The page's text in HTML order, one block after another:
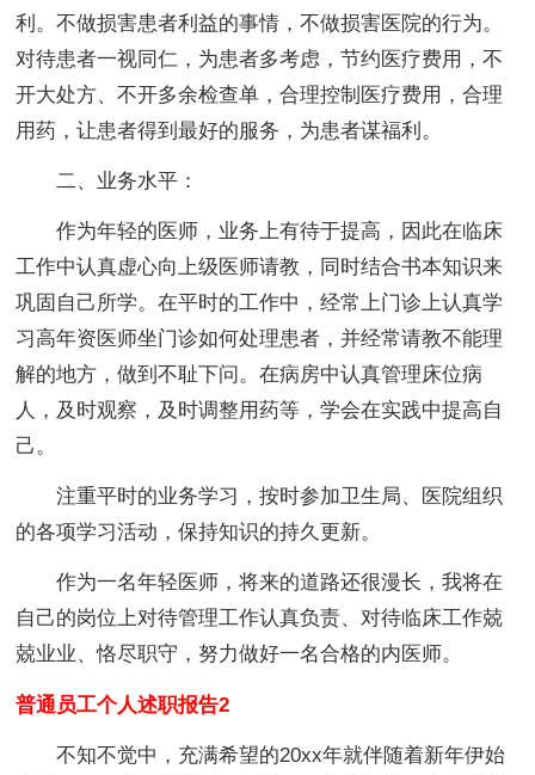
利。不做损害患者利益的事情，不做损害医院的行为。
对待患者一视同仁，为患者多考虑，节约医疗费用，不
开大处方、不开多余检查单，合理控制医疗费用，合理
用药，让患者得到最好的服务，为患者谋福利。
二、业务水平：
作为年轻的医师，业务上有待于提高，因此在临床
工作中认真虚心向上级医师请教，同时结合书本知识来
巩固自己所学。在平时的工作中，经常上门诊上认真学
习高年资医师坐门诊如何处理患者，并经常请教不能理
解的地方，做到不耻下问。在病房中认真管理床位病
人，及时观察，及时调整用药等，学会在实践中提高自
己。
注重平时的业务学习，按时参加卫生局、医院组织
的各项学习活动，保持知识的持久更新。
作为一名年轻医师，将来的道路还很漫长，我将在
自己的岗位上对待管理工作认真负责、对待临床工作兢
兢业业、恪尽职守，努力做好一名合格的内医师。
普通员工个人述职报告2
不知不觉中，充满希望的20xx年就伴随着新年伊始